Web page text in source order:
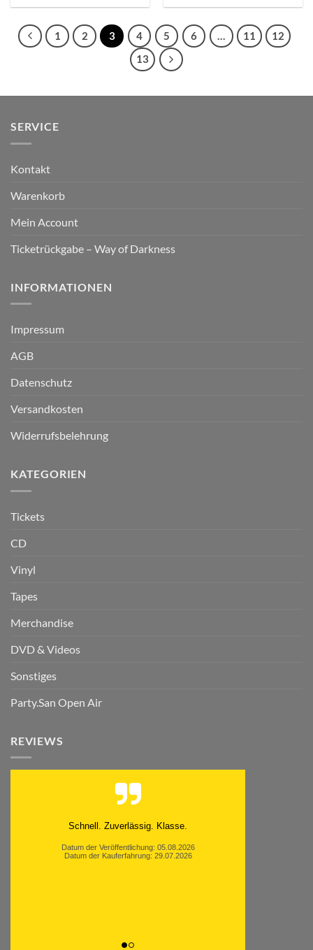
1 2 3 4 5 6 … 11
12
13
SERVICE
Kontakt
Warenkorb
Mein Account
Ticketrückgabe – Way of Darkness
INFORMATIONEN
Impressum
AGB
Datenschutz
Versandkosten
Widerrufsbelehrung
KATEGORIEN
Tickets
CD
Vinyl
Tapes
Merchandise
DVD & Videos
Sonstiges
Party.San Open Air
REVIEWS
Moinsen, hat alles super geklappt. Danke ans
Datum der Veröffentlichung: 05.08.2026